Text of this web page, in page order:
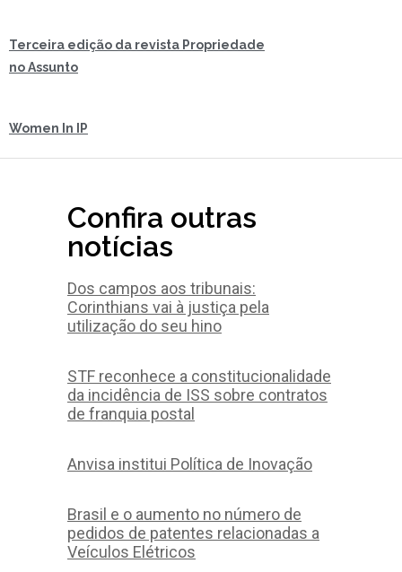
Terceira edição da revista Propriedade
no Assunto
Women In IP
Confira outras
notícias
Dos campos aos tribunais:
Corinthians vai à justiça pela
utilização do seu hino
STF reconhece a constitucionalidade
da incidência de ISS sobre contratos
de franquia postal
Anvisa institui Política de Inovação
Brasil e o aumento no número de
pedidos de patentes relacionadas a
Veículos Elétricos